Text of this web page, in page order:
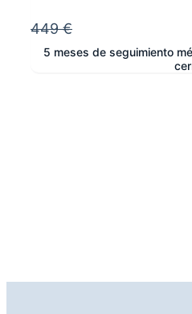
449 €
5 meses de seguimiento